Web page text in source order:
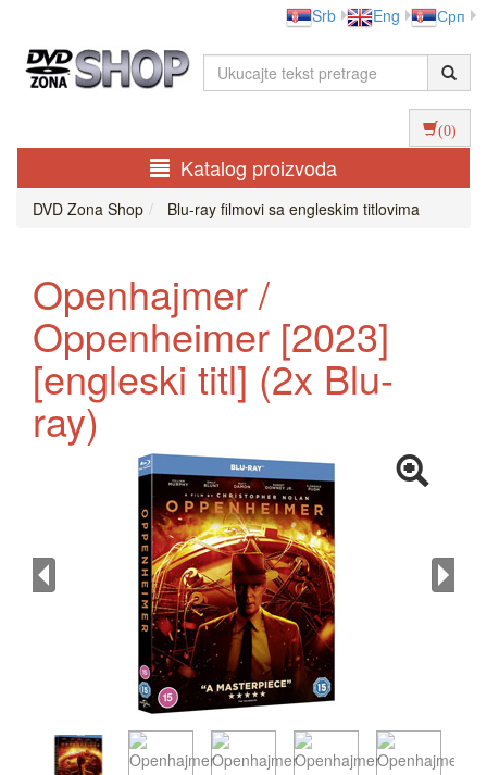
Srb Eng Срп
(0)
Katalog proizvoda
DVD Zona Shop Blu-ray filmovi sa engleskim titlovima
Openhajmer /
Oppenheimer [2023]
[engleski titl] (2x Blu-
ray)